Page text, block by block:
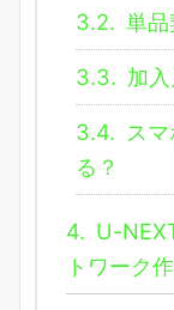
3.2. 単
3.3. 加
3.4. ス
る？
4. U-
トワーク